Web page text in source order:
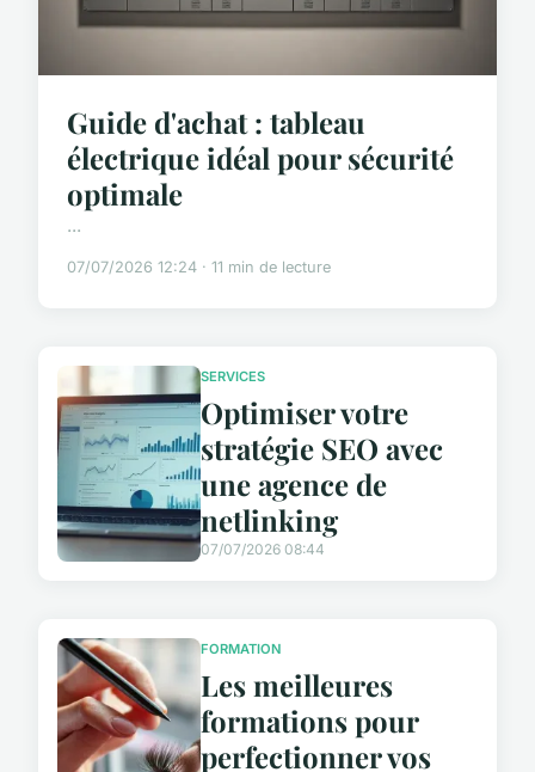
Guide d'achat : tableau
électrique idéal pour sécurité
optimale
...
07/07/2026 12:24 · 11 min de lecture
SERVICES
Optimiser votre
stratégie SEO avec
une agence de
netlinking
07/07/2026 08:44
FORMATION
Les meilleures
formations pour
perfectionner vos